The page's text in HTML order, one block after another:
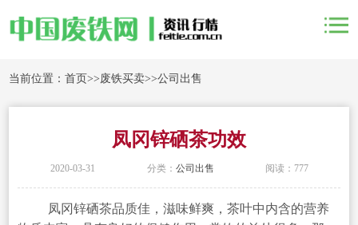
当前位置：首页>>废铁买卖>>公司出售
凤冈锌硒茶功效
2020-03-31 分类： 公司出售 阅读：777
凤冈锌硒茶品质佳，滋味鲜爽，茶叶中内含的营养